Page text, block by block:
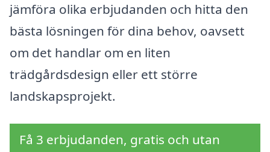
jämföra olika erbjudanden och hitta den
bästa lösningen för dina behov, oavsett
om det handlar om en liten
trädgårdsdesign eller ett större
landskapsprojekt.
Få 3 erbjudanden, gratis och utan